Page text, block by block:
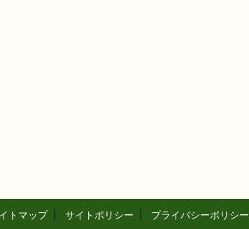
トマップ サイトポリシー プライバシーポリシー